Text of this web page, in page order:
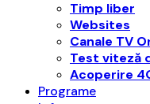
Timp liber
Websites
Canale TV
Test viteză
Acoperire
Programe